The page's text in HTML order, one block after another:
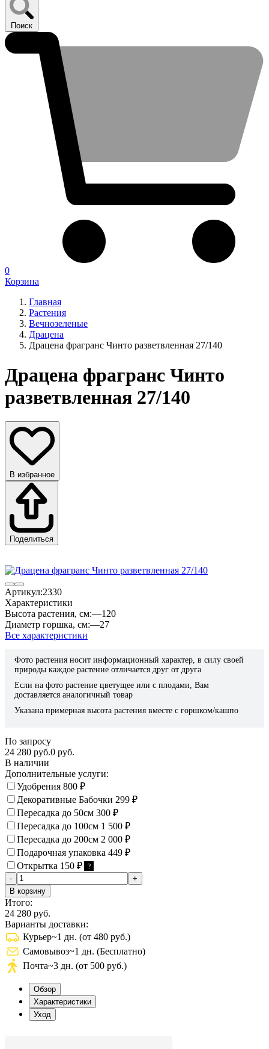
Поиск
0
Корзина
Главная
Растения
Вечнозеленые
Драцена
Драцена фрагранс Чинто разветвленная 27/140
Драцена фрагранс Чинто
разветвленная 27/140
В избранное
Поделиться
Артикул:2330
Характеристики
Высота растения, см:—120
Диаметр горшка, см:—27
Все характеристики
Фото растения носит информационный характер, в силу своей
природы каждое растение отличается друг от друга
Если на фото растение цветущее или с плодами, Вам
доставляется аналогичный товар
Указана примерная высота растения вместе с горшком/кашпо
По запросу
24 280 руб.0 руб.
В наличии
Дополнительные услуги:
Удобрения 800 ₽
Декоративные Бабочки 299 ₽
Пересадка до 50см 300 ₽
Пересадка до 100см 1 500 ₽
Пересадка до 200см 2 000 ₽
Подарочная упаковка 449 ₽
Открытка 150 ₽ ?
-
+
В корзину
Итого:
24 280 руб.
Варианты доставки:
Курьер~1 дн. (от 480 руб.)
Самовывоз~1 дн. (Бесплатно)
Почта~3 дн. (от 500 руб.)
Обзор
Характеристики
Уход